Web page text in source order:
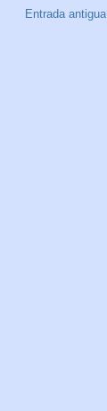
Entrada antigua